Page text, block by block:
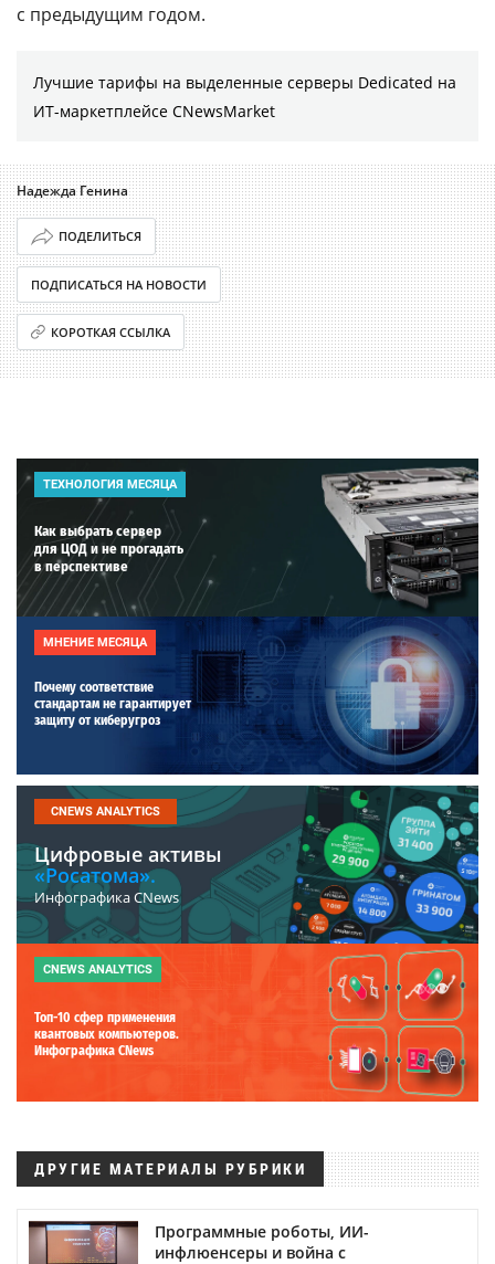
с предыдущим годом.
Лучшие тарифы на выделенные серверы Dedicated на
ИТ-маркетплейсе CNewsMarket
Надежда Генина
ПОДЕЛИТЬСЯ
ПОДПИСАТЬСЯ НА НОВОСТИ
КОРОТКАЯ ССЫЛКА
ТЕХНОЛОГИЯ МЕСЯЦА
Как выбрать сервер
для ЦОД и не прогадать
в перспективе
МНЕНИЕ МЕСЯЦА
Почему соответствие
стандартам не гарантирует
защиту от киберугроз
CNEWS ANALYTICS
Цифровые активы
«Росатома».
Инфографика CNews
CNEWS ANALYTICS
Топ-10 сфер применения
квантовых компьютеров.
Инфографика CNews
ДРУГИЕ МАТЕРИАЛЫ РУБРИКИ
Программные роботы, ИИ-
инфлюенсеры и война с